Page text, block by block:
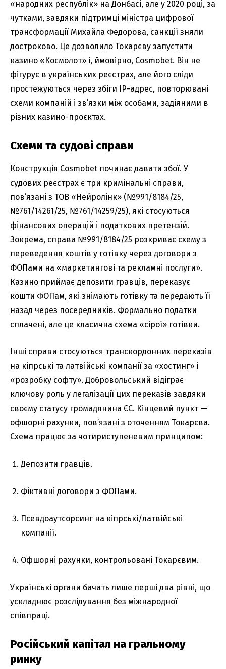
«народних республік» на Донбасі, але у 2020 році, за
чутками, завдяки підтримці міністра цифрової
трансформації Михайла Федорова, санкції зняли
достроково. Це дозволило Токарєву запустити
казино «Космолот» і, ймовірно, Cosmobet. Він не
фігурує в українських реєстрах, але його сліди
простежуються через збіги IP-адрес, повторювані
схеми компаній і зв’язки між особами, задіяними в
різних казино-проєктах.
Схеми та судові справи
Конструкція Cosmobet починає давати збої. У
судових реєстрах є три кримінальні справи,
пов’язані з ТОВ «Нейролінк» (№991/8184/25,
№761/14261/25, №761/14259/25), які стосуються
фінансових операцій і податкових претензій.
Зокрема, справа №991/8184/25 розкриває схему з
переведення коштів у готівку через договори з
ФОПами на «маркетингові та рекламні послуги».
Казино приймає депозити гравців, переказує
кошти ФОПам, які знімають готівку та передають її
назад через посередників. Формально податки
сплачені, але це класична схема «сірої» готівки.
Інші справи стосуються транскордонних переказів
на кіпрські та латвійські компанії за «хостинг» і
«розробку софту». Добровольський відіграє
ключову роль у легалізації цих переказів завдяки
своєму статусу громадянина ЄС. Кінцевий пункт —
офшорні рахунки, пов’язані з оточенням Токарєва.
Схема працює за чотириступеневим принципом:
Депозити гравців.
Фіктивні договори з ФОПами.
Псевдоаутсорсинг на кіпрські/латвійські
компанії.
Офшорні рахунки, контрольовані Токарєвим.
Українські органи бачать лише перші два рівні, що
ускладнює розслідування без міжнародної
співпраці.
Російський капітал на гральному
ринку